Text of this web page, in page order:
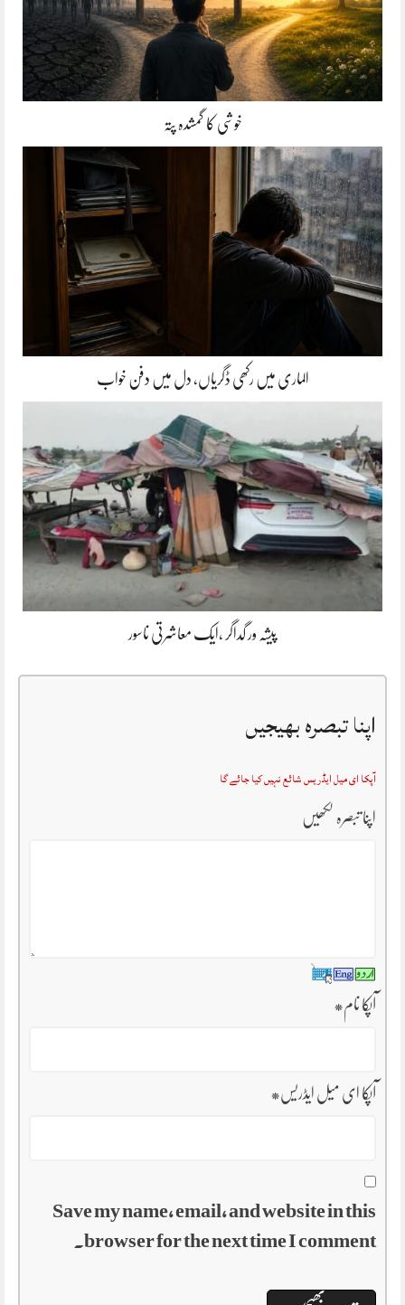
خوشی کا گمشدہ پتہ
الماری میں رکھی ڈگریاں، دل میں دفن خواب
پیشہ ور گداگر ،ایک معاشرتی ناسور
اپنا تبصرہ بھیجیں
آپکا ای میل ایڈریس شائع نہیں کیا جائے گا
اپنا تبصرہ لکھیں
آپکا نام*
آپکا ای میل ایڈریس*
Save my name, email, and website in this
browser for the next time I comment.